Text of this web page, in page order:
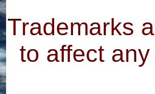
Trademarks
to affect